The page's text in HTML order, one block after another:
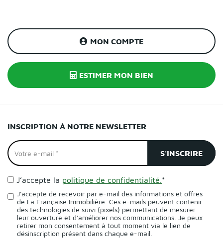
MON COMPTE
ESTIMER MON BIEN
INSCRIPTION À NOTRE NEWSLETTER
J’accepte la politique de confidentialité. *
J'accepte de recevoir par e-mail des informations et offres
de La Française Immobilière. Ces e-mails peuvent contenir
des technologies de suivi (pixels) permettant de mesurer
leur ouverture et d'améliorer nos communications. Je peux
retirer mon consentement à tout moment via le lien de
désinscription présent dans chaque e-mail.